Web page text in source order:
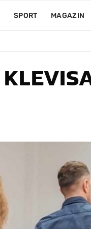
SPORT MAGAZIN